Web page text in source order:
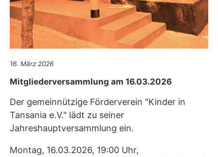
16. März 2026
Mitgliederversammlung am 16.03.2026
Der gemeinnützige Förderverein "Kinder in
Tansania e.V." lädt zu seiner
Jahreshauptversammlung ein.
Montag, 16.03.2026, 19:00 Uhr,